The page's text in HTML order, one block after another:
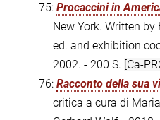
75: Procaccini in
New York. Written
ed. and exhibition
2002. - 200 S. [Ca-
76: Racconto della sua
critica a cura di